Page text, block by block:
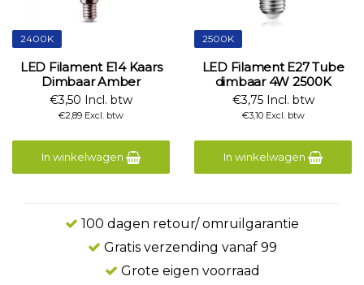
2400K
LED Filament E14 Kaars
Dimbaar Amber
€3,50 Incl. btw
€2,89 Excl. btw
In winkelwagen
2500K
LED Filament E27 Tube
dimbaar 4W 2500K
€3,75 Incl. btw
€3,10 Excl. btw
In winkelwagen
100 dagen retour/ omruilgarantie
Gratis verzending vanaf 99
Grote eigen voorraad